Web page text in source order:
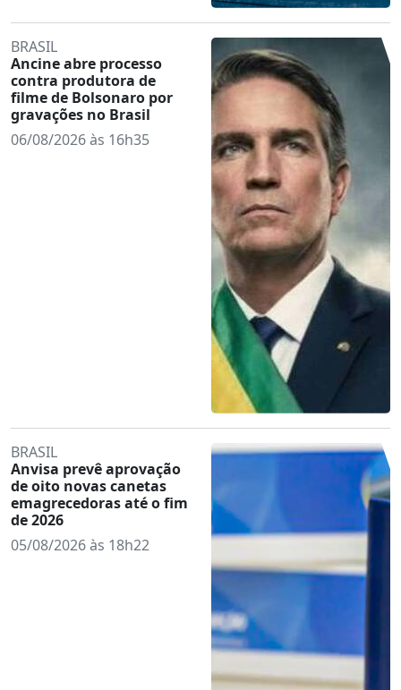
BRASIL
Ancine abre processo
contra produtora de
filme de Bolsonaro por
gravações no Brasil
06/08/2026 às 16h35
BRASIL
Anvisa prevê aprovação
de oito novas canetas
emagrecedoras até o fim
de 2026
05/08/2026 às 18h22